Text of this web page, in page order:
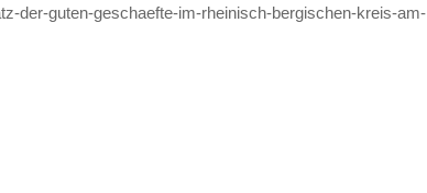
der-guten-geschaefte-im-rheinisch-bergischen-kreis-am-